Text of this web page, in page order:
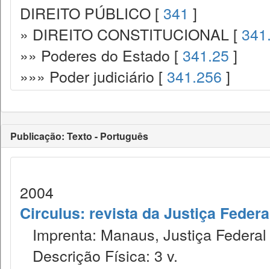
DIREITO PÚBLICO [ 341 ]
» DIREITO CONSTITUCIONAL [
»» Poderes do Estado [ 341.25 ]
»»» Poder judiciário [ 341.256 ]
Publicação: Texto - Português
2004
Circulus: revista da Justiça
Imprenta: Manaus, Justiça
Descrição Física: 3 v.